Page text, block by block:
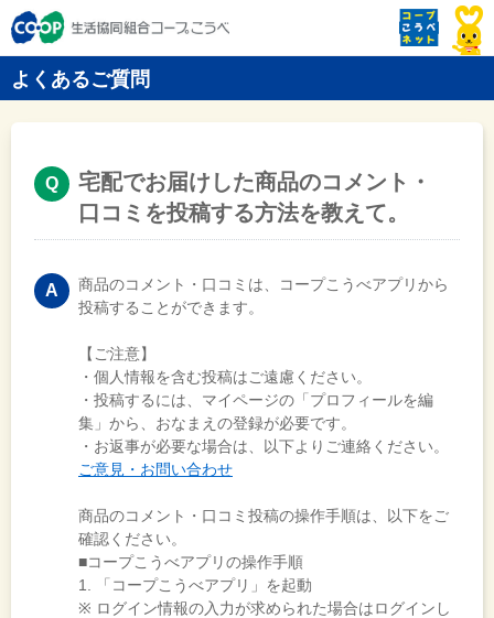
よくあるご質問
宅配でお届けした商品のコメント・
口コミを投稿する方法を教えて。
商品のコメント・口コミは、コープこうべアプリから
投稿することができます。
【ご注意】
・個人情報を含む投稿はご遠慮ください。
・投稿するには、マイページの「プロフィールを編
集」から、おなまえの登録が必要です。
・お返事が必要な場合は、以下よりご連絡ください。
ご意見・お問い合わせ
商品のコメント・口コミ投稿の操作手順は、以下をご
確認ください。
■コープこうべアプリの操作手順
1. 「コープこうべアプリ」を起動
※ ログイン情報の入力が求められた場合はログインし